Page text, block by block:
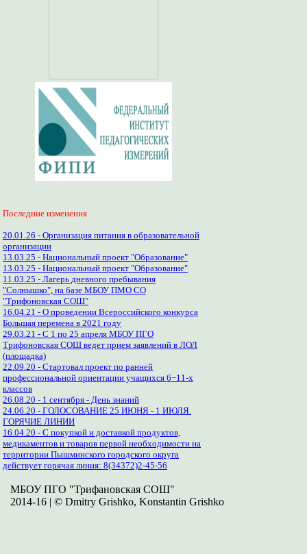
Последние изменения
20.01.26 - Организация питания в образовательной
организации
13.03.25 - Национальный проект "Образование"
13.03.25 - Национальный проект "Образование"
11.03.25 - Лагерь дневного пребывания
"Солнышко", на базе МБОУ ПМО СО
"Трифоновская СОШ"
16.04.21 - О проведении Всероссийского конкурса
Большая перемена в 2021 году
29.03.21 - С 1 по 25 апреля МБОУ ПГО
Трифоновская СОШ ведет прием заявлений в ЛОЛ
(площадка)
22.09.20 - Стартовал проект по ранней
профессиональной ориентации учащихся 6−11-х
классов
26.08.20 - 1 сентября - День знаний
24.06.20 - ГОЛОСОВАНИЕ 25 ИЮНЯ - 1 ИЮЛЯ.
ГОРЯЧИЕ ЛИНИИ
16.04.20 - С покупкой и доставкой продуктов,
медикаментов и товаров первой необходимости на
территории Пышминского городского округа
действует горячая линия: 8(34372)2-45-56
МБОУ ПГО "Трифановская СОШ"
2014-16 | © Dmitry Grishko, Konstantin Grishko